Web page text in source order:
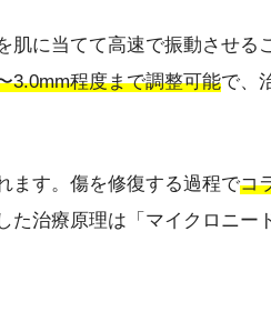
に当てて高速で振動させる
3.0mm程度まで調整可能で、
ます。傷を修復する過程でコ
た治療原理は「マイクロニー